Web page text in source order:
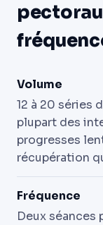
Volume
12 à 20 séries
plupart des
progresses
récupération
Fréquence
Deux séances